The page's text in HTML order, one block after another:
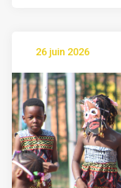
26 juin 2026